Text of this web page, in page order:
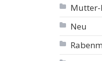
Mutter-
Neu